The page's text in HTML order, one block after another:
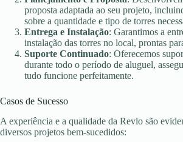
proposta adaptada ao seu projeto,
sobre a quantidade e tipo de torres
Entrega e Instalação: Garantimos a
instalação das torres no local, prontas
Suporte Continuado: Oferecemos
durante todo o período de aluguel,
tudo funcione perfeitamente.
Casos de Sucesso
A experiência e a qualidade da Revlo são
diversos projetos bem-sucedidos: